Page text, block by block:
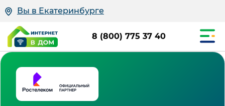
Вы в Екатеринбурге
8 (800) 775 37 40